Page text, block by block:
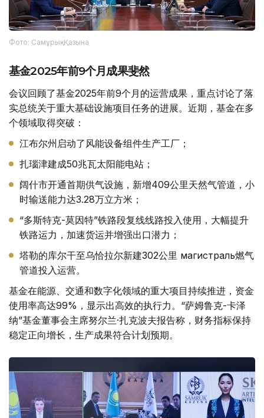
Фото: Самұрық-Қазына
基金2025年前9个月成果斐然
会议回顾了基金2025年前9个月的运营成果，重点讨论了落
实总统关于重大基础设施项目任务的进展。近期，基金在多
个领域取得突破：
江布尔州启动了风能设备组件生产工厂；
扎瑙津建成50兆瓦太阳能电站；
阔什市开通首期供气设施，新增409公里天然气管道，小
时输送能力达3.28万立方米；
“多斯特克-莫因特”铁路段复线线路投入使用，大幅提升
铁路运力，加速货运并增强出口潜力；
塔勒的库尔干至乌恰拉尔新建302公里 магистраль燃气
管道投入运营。
基金在能源、交通和数字化领域的重大项目持续推进，资金
使用率高达99%，显示出高效的执行力。“萨姆鲁克-卡泽
纳”基金董事会主席努尔兰·扎克波夫报告称，财务指标保持
稳定正向增长，生产成果符合计划预期。